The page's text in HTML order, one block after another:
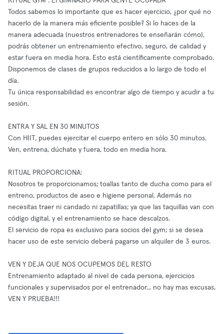
Todos sabemos lo importante que es hacer ejercicio, ¿por qué no
hacerlo de la manera más eficiente posible? Si lo haces de la
manera adecuada (nuestros entrenadores te enseñarán cómo),
podrás obtener un entrenamiento efectivo, seguro, de calidad y
estar fuera en media hora. Esto está científicamente comprobado.
Disponemos de clases de grupos reducidos a lo largo de todo el
día.
Tu única responsabilidad es encontrar algo de tiempo y acudir a tu
sesión.
ENTRA Y SAL EN 30 MINUTOS
Con HIIT, puedes ejercitar el cuerpo entero en sólo 30 minutos.
Ven, entrena, dúchate y fuera, todo en media hora.
RITUAL PROPORCIONA:
Nosotros te proporcionamos; toallas tanto de ducha como para el
entreno, productos de aseo e higiene personal. Además no
necesitas traer ni candado ni zapatillas; ya que las taquillas van con
código digital, y el entrenamiento se hace descalzos.
El servicio de ropa es exclusivo para socios del gym; si se desea
hacer uso de este servicio deberá pagarse un alquiler de 3 euros.
VEN Y DEJA QUE NOS OCUPEMOS DEL RESTO
Entrenamiento adaptado al nivel de cada persona, ejercicios
funcionales y supervisados por el entrenador... no hay mas excusas,
VEN Y PRUEBA!!!